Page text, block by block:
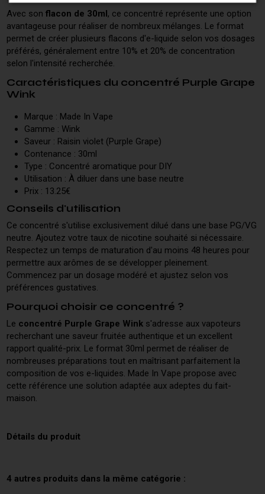
Avec sonflacon de 30ml, ce concentré représente une option
avantageuse pour réaliser de nombreux mélanges. Le format
permet de créer plusieurs flacons d'e-liquide selon vos dosages
préférés, généralement entre 10% et 20% de concentration
selon l'intensité recherchée.
Caractéristiques du concentré Purple Grape
Wink
Marque : Made In Vape
Gamme : Wink
Saveur : Raisin violet (Purple Grape)
Contenance : 30ml
Type : Concentré aromatique pour DIY
Utilisation : À diluer dans une base neutre
Prix : 13.25€
Conseils d'utilisation
Ce concentré s'utilise exclusivement dilué dans une base PG/VG
neutre. Ajoutez votre taux de nicotine souhaité si nécessaire.
Respectez un temps de maturation d'au moins 48 heures pour
permettre aux arômes de se développer pleinement.
Commencez par un dosage modéré et ajustez selon vos
préférences gustatives.
Pourquoi choisir ce concentré ?
Le concentré Purple Grape Wink s'adresse aux vapoteurs
recherchant une saveur fruitée authentique et un excellent
rapport qualité-prix. Le format 30ml permet de réaliser de
nombreuses préparations tout en maîtrisant parfaitement la
composition de vos e-liquides. Made In Vape propose avec
cette référence une solution adaptée aux adeptes du fait-
maison.
Détails du produit
4 autres produits dans la même catégorie :